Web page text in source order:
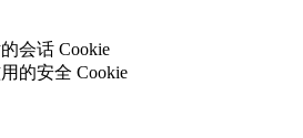
会话 Cookie
的安全 Cookie